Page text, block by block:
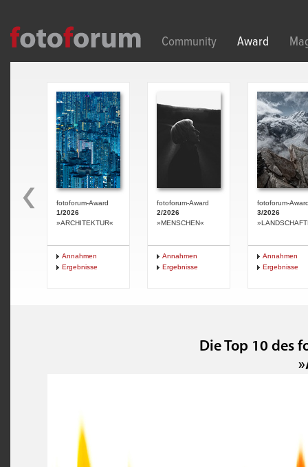
Community Award
fotoforum-Award
1/2026
»ARCHITEKTUR«
Annahmen
Ergebnisse
fotoforum-Award
2/2026
»MENSCHEN«
Annahmen
Ergebnisse
fotoforum-
3/2026
Annahmen
Ergebnisse
Die Top 10 des